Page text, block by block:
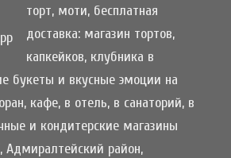
торт, моти, бесплатная
доставка: магазин тортов,
капкейков, клубника в
букеты и вкусные эмоции на
кафе, в отель, в санаторий, в
и кондитерские магазины
Адмиралтейский район,